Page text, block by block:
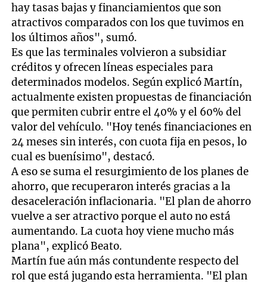
hay tasas bajas y financiamientos que son
atractivos comparados con los que tuvimos en
los últimos años", sumó.
Es que las terminales volvieron a subsidiar
créditos y ofrecen líneas especiales para
determinados modelos. Según explicó Martín,
actualmente existen propuestas de financiación
que permiten cubrir entre el 40% y el 60% del
valor del vehículo. "Hoy tenés financiaciones en
24 meses sin interés, con cuota fija en pesos, lo
cual es buenísimo", destacó.
A eso se suma el resurgimiento de los planes de
ahorro, que recuperaron interés gracias a la
desaceleración inflacionaria. "El plan de ahorro
vuelve a ser atractivo porque el auto no está
aumentando. La cuota hoy viene mucho más
plana", explicó Beato.
Martín fue aún más contundente respecto del
rol que está jugando esta herramienta. "El plan